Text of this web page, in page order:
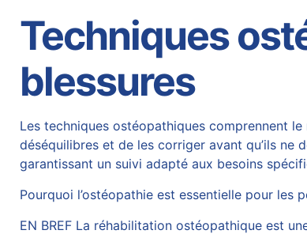
Techniques
blessures
Les techniques ostéopathiques comprennent le
déséquilibres et de les corriger avant qu’ils ne
garantissant un suivi adapté aux besoins
Pourquoi l’ostéopathie est essentielle pour les
EN BREF La réhabilitation ostéopathique est